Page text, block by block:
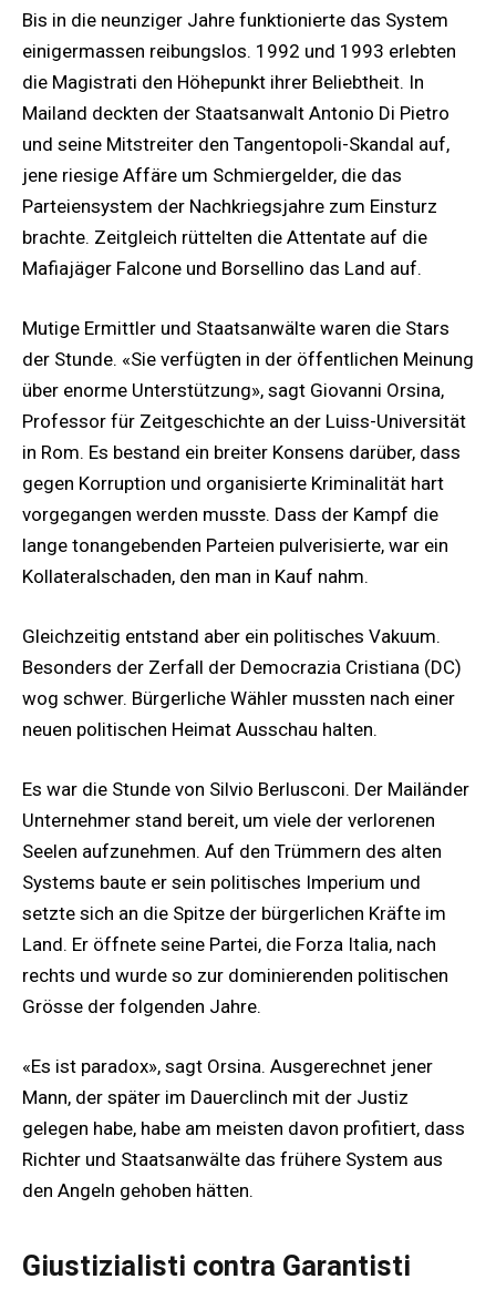
Bis in die neunziger Jahre funktionierte das System
einigermassen reibungslos. 1992 und 1993 erlebten
die Magistrati den Höhepunkt ihrer Beliebtheit. In
Mailand deckten der Staatsanwalt Antonio Di Pietro
und seine Mitstreiter den Tangentopoli-Skandal auf,
jene riesige Affäre um Schmiergelder, die das
Parteiensystem der Nachkriegsjahre zum Einsturz
brachte. Zeitgleich rüttelten die Attentate auf die
Mafiajäger Falcone und Borsellino das Land auf.
Mutige Ermittler und Staatsanwälte waren die Stars
der Stunde. «Sie verfügten in der öffentlichen Meinung
über enorme Unterstützung», sagt Giovanni Orsina,
Professor für Zeitgeschichte an der Luiss-Universität
in Rom. Es bestand ein breiter Konsens darüber, dass
gegen Korruption und organisierte Kriminalität hart
vorgegangen werden musste. Dass der Kampf die
lange tonangebenden Parteien pulverisierte, war ein
Kollateralschaden, den man in Kauf nahm.
Gleichzeitig entstand aber ein politisches Vakuum.
Besonders der Zerfall der Democrazia Cristiana (DC)
wog schwer. Bürgerliche Wähler mussten nach einer
neuen politischen Heimat Ausschau halten.
Es war die Stunde von Silvio Berlusconi. Der Mailänder
Unternehmer stand bereit, um viele der verlorenen
Seelen aufzunehmen. Auf den Trümmern des alten
Systems baute er sein politisches Imperium und
setzte sich an die Spitze der bürgerlichen Kräfte im
Land. Er öffnete seine Partei, die Forza Italia, nach
rechts und wurde so zur dominierenden politischen
Grösse der folgenden Jahre.
«Es ist paradox», sagt Orsina. Ausgerechnet jener
Mann, der später im Dauerclinch mit der Justiz
gelegen habe, habe am meisten davon profitiert, dass
Richter und Staatsanwälte das frühere System aus
den Angeln gehoben hätten.
Giustizialisti contra Garantisti